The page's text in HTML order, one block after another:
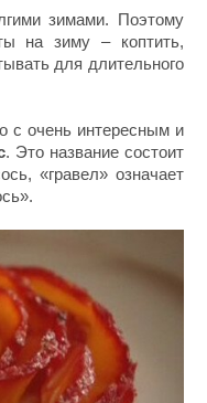
зимами. Поэтому
на зиму – коптить,
для длительного
с очень интересным и
. Это название состоит
«гравел» означает